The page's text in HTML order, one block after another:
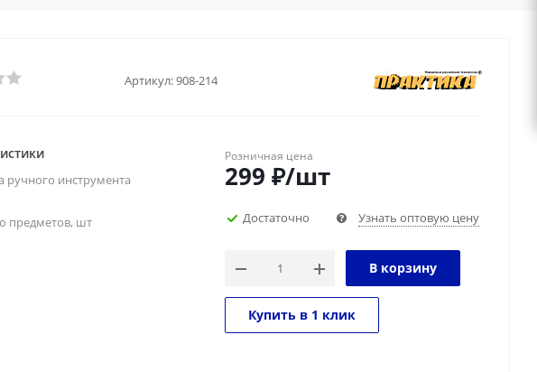
Артикул:908-214
ручного инструмента
предметов, шт
Розничная цена
299 ₽/шт
Достаточно Узнать оптовую цену
В корзину
Купить в 1 клик